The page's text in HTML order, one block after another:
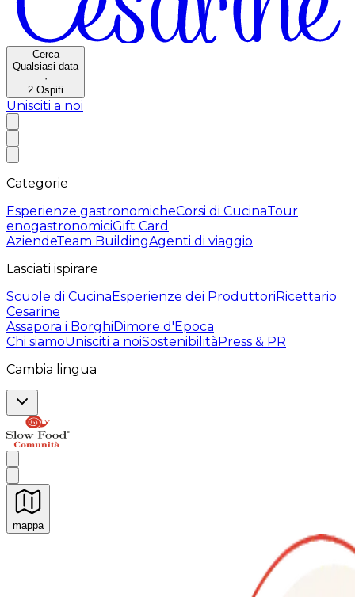
Cerca
Qualsiasi data
·
2 Ospiti
Unisciti a noi
Categorie
Esperienze gastronomicheCorsi di CucinaTour
enogastronomiciGift Card
AziendeTeam BuildingAgenti di viaggio
Lasciati ispirare
Scuole di CucinaEsperienze dei ProduttoriRicettario
Cesarine
Assapora i BorghiDimore d'Epoca
Chi siamoUnisciti a noiSostenibilitàPress & PR
Cambia lingua
mappa
Esperienze culinarie indimenticabili: Esperienze